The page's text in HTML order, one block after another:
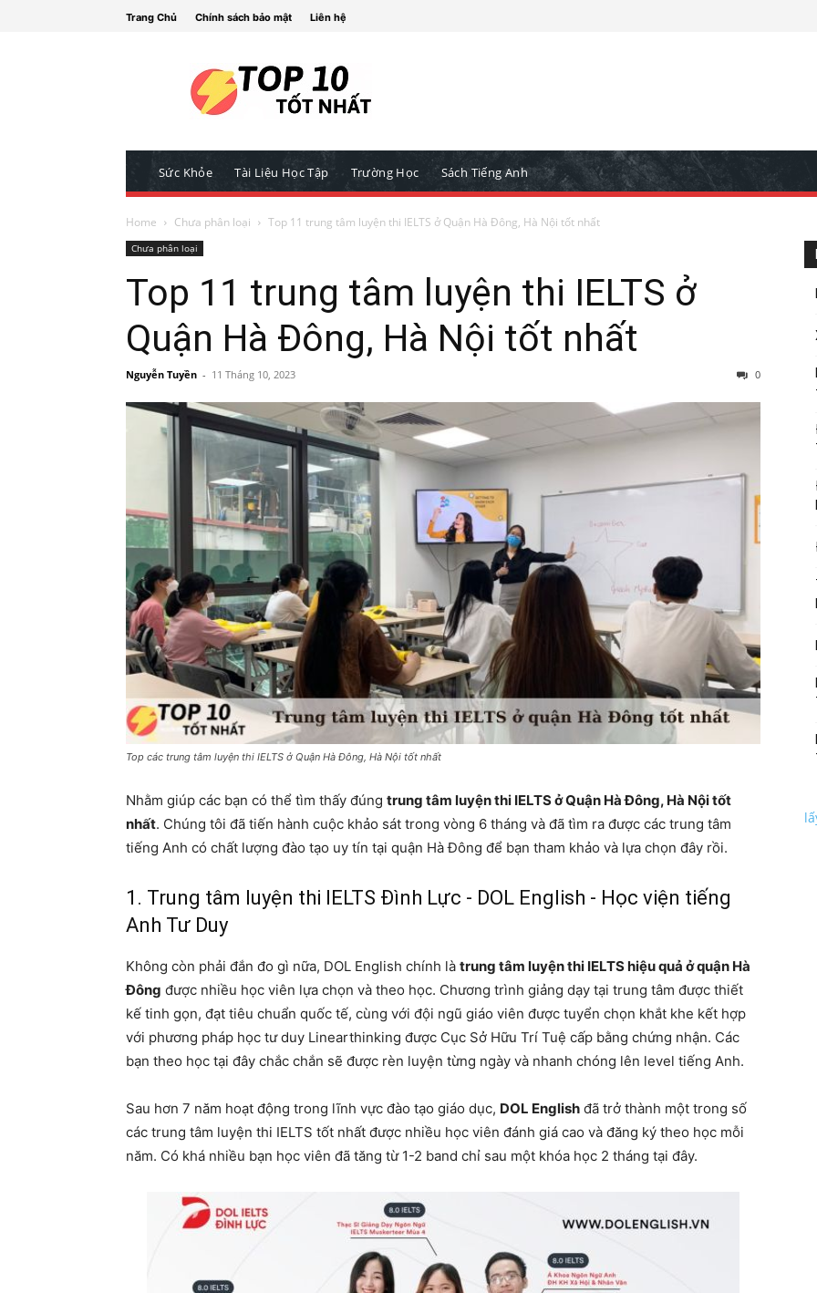
Trang Chủ Chính sách bảo mật Liên hệ
Sức Khỏe Tài Liệu Học Tập Trường Học Sách Tiếng Anh
Home Chưa phân loại Top 11 trung tâm luyện thi IELTS ở Quận Hà Đông, Hà Nội tốt nhất
Chưa phân loại
Top 11 trung tâm luyện thi IELTS ở
Quận Hà Đông, Hà Nội tốt nhất
Nguyễn Tuyền - 11 Tháng 10, 2023 0
Top các trung tâm luyện thi IELTS ở Quận Hà Đông, Hà Nội tốt nhất
Nhằm giúp các bạn có thể tìm thấy đúng trung tâm luyện thi IELTS ở Quận Hà Đông, Hà Nội tốt
nhất. Chúng tôi đã tiến hành cuộc khảo sát trong vòng 6 tháng và đã tìm ra được các trung tâm
tiếng Anh có chất lượng đào tạo uy tín tại quận Hà Đông để bạn tham khảo và lựa chọn đây rồi.
1. Trung tâm luyện thi IELTS Đình Lực - DOL English - Học viện tiếng
Anh Tư Duy
Không còn phải đắn đo gì nữa, DOL English chính là trung tâm luyện thi IELTS hiệu quả ở quận Hà
Đông được nhiều học viên lựa chọn và theo học. Chương trình giảng dạy tại trung tâm được thiết
kế tinh gọn, đạt tiêu chuẩn quốc tế, cùng với đội ngũ giáo viên được tuyển chọn khắt khe kết hợp
với phương pháp học tư duy Linearthinking được Cục Sở Hữu Trí Tuệ cấp bằng chứng nhận. Các
bạn theo học tại đây chắc chắn sẽ được rèn luyện từng ngày và nhanh chóng lên level tiếng Anh.
Sau hơn 7 năm hoạt động trong lĩnh vực đào tạo giáo dục, DOL English đã trở thành một trong số
các trung tâm luyện thi IELTS tốt nhất được nhiều học viên đánh giá cao và đăng ký theo học mỗi
năm. Có khá nhiều bạn học viên đã tăng từ 1-2 band chỉ sau một khóa học 2 tháng tại đây.